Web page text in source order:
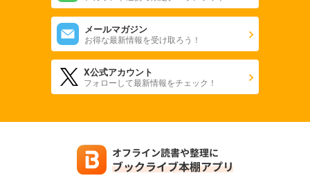
メールマガジン
お得な最新情報を受け取ろう！
X公式アカウント
フォローして最新情報をチェック！